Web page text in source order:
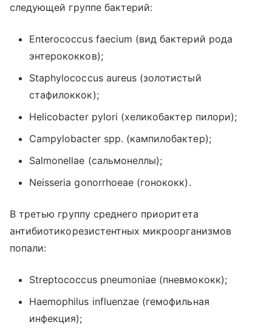
следующей группе бактерий:
Enterococcus faecium (вид бактерий рода
энтерококков);
Staphylococcus aureus (золотистый
стафилоккок);
Helicobacter pylori (хеликобактер пилори);
Campylobacter spp. (кампилобактер);
Salmonellae (сальмонеллы);
Neisseria gonorrhoeae (гонококк).
В третью группу среднего приоритета
антибиотикорезистентных микроорганизмов
попали:
Streptococcus pneumoniae (пневмококк);
Haemophilus influenzae (гемофильная
инфекция);